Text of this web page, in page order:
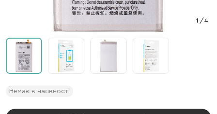
1 /4
Немає в наявності